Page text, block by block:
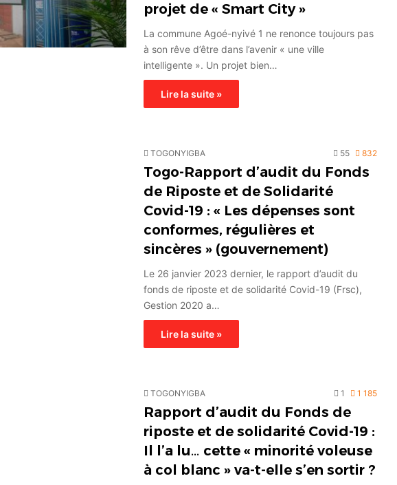
projet de « Smart City »
La commune Agoé-nyivé 1 ne renonce toujours pas
à son rêve d’être dans l’avenir « une ville
intelligente ». Un projet bien…
Lire la suite »
TOGONYIGBA 55 832
Togo-Rapport d’audit du Fonds
de Riposte et de Solidarité
Covid-19 : « Les dépenses sont
conformes, régulières et
sincères » (gouvernement)
Le 26 janvier 2023 dernier, le rapport d’audit du
fonds de riposte et de solidarité Covid-19 (Frsc),
Gestion 2020 a…
Lire la suite »
TOGONYIGBA 1 1 185
Rapport d’audit du Fonds de
riposte et de solidarité Covid-19 :
Il l’a lu… cette « minorité voleuse
à col blanc » va-t-elle s’en sortir ?